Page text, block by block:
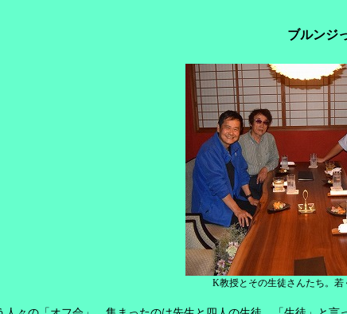
ブルンジ
K教授とその生徒さんたち。若